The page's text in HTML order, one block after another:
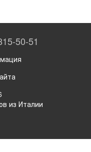
50-51
из Италии